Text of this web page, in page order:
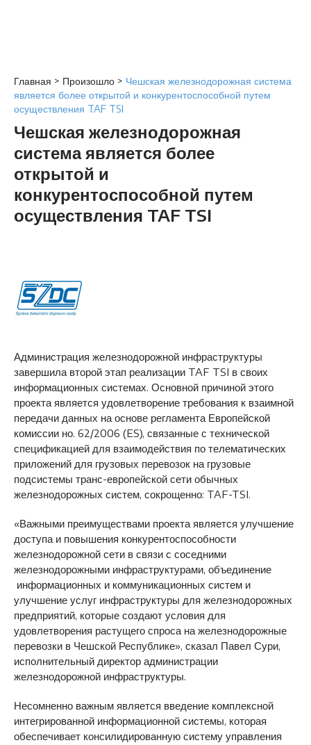
Главная > Произошло > Чешская железнодорожная система
является более открытой и конкурентоспособной путем
осуществления TAF TSI
Чешская железнодорожная
система является более
открытой и
конкурентоспособной путем
осуществления TAF TSI
Администрация железнодорожной инфраструктуры
завершила второй этап реализации TAF TSI в своих
информационных системах. Основной причиной этого
проекта является удовлетворение требования к взаимной
передачи данных на основе регламента Европейской
комиссии но. 62/2006 (ES), связанные с технической
спецификацией для взаимодействия по телематических
приложений для грузовых перевозок на грузовые
подсистемы транс-европейской сети обычных
железнодорожных систем, сокрощенно: TAF-TSI.
«Важными преимуществами проекта является улучшение
доступа и повышения конкурентоспособности
железнодорожной сети в связи с соседними
железнодорожными инфраструктурами, объединение
информационных и коммуникационных систем и
улучшение услуг инфраструктуры для железнодорожных
предприятий, которые создают условия для
удовлетворения растущего спроса на железнодорожные
перевозки в Чешской Республике», сказал Павел Сури,
исполнительный директор администрации
железнодорожной инфраструктуры.
Несомненно важным является введение комплексной
интегрированной информационной системы, которая
обеспечивает консилидированную систему управления